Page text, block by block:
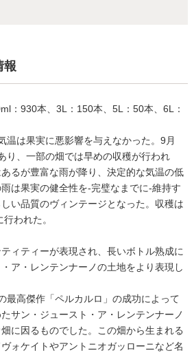
報
：930本、3L：150本、5L：50本、6L：
温は果実に悪影響を与えなかった。9月
り、一部の畑では早めの収穫が行われ
るが豊富な雨が降り、決定的な気温の低
は果実の健全性を-完璧なまでに-維持す
い品質のヴィンテージとなった。収穫は
われた。
ィティーが表現され、長いボトル熟成に
ア・レンテンナーノの土地をより表現し
最高傑作「ペルカルロ」の成功によって
サン・ジュースト・ア・レンテンナーノ
に因るものでした。この畑から生まれる
ォケイトやアントニオガッローニなど名